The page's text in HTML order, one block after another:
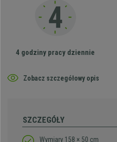
4 godziny pracy dziennie
Zobacz szczegółowy opis
SZCZEGÓŁY
Wymiary 158 × 50 cm